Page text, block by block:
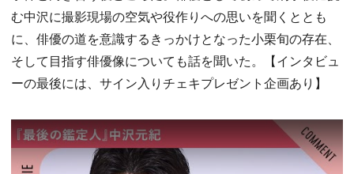
む中沢に撮影現場の空気や役作りへの思いを聞くととも
に、俳優の道を意識するきっかけとなった小栗旬の存在、
そして目指す俳優像についても話を聞いた。【インタビュ
ーの最後には、サイン入りチェキプレゼント企画あり】